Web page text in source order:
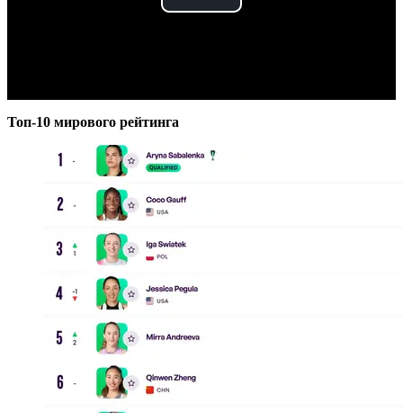
Play
Топ-10 мирового рейтинга